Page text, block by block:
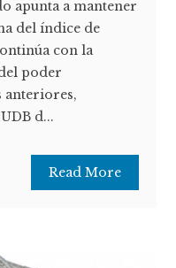
apunta a mantener
del índice de
con la
poder
anteriores,
d...
Read More